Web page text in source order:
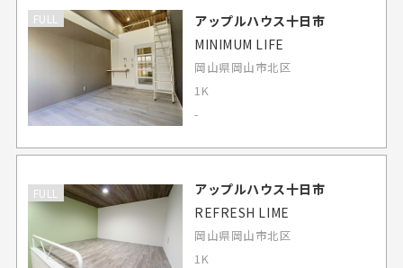
FULL
アップルハウス十日市
MINIMUM LIFE
岡山県岡山市北区
1K
-
FULL
アップルハウス十日市
REFRESH LIME
岡山県岡山市北区
1K